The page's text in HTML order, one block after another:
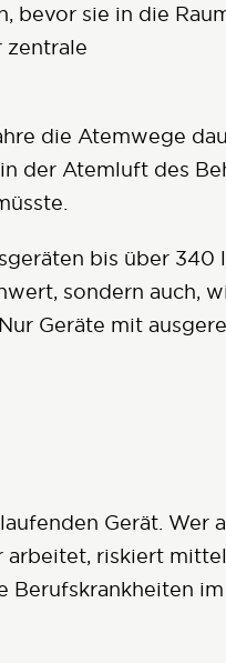
bevor sie in die
zentrale
die Atemwege
der Atemluft des
bis über 340
sondern auch,
Geräte mit
Gerät. Wer
arbeitet, riskiert
Berufskrankheiten im